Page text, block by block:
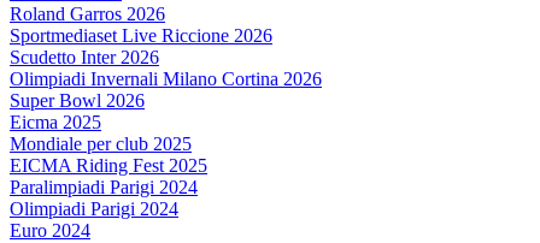
Roland Garros 2026
Sportmediaset Live Riccione 2026
Scudetto Inter 2026
Olimpiadi Invernali Milano Cortina 2026
Super Bowl 2026
Eicma 2025
Mondiale per club 2025
EICMA Riding Fest 2025
Paralimpiadi Parigi 2024
Olimpiadi Parigi 2024
Euro 2024